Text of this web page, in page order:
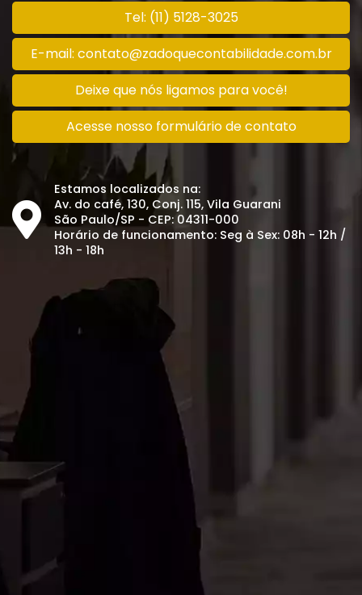
Tel: (11) 5128-3025
E-mail: contato@zadoquecontabilidade.com.br
Deixe que nós ligamos para você!
Acesse nosso formulário de contato
Estamos localizados na:
Av. do café, 130, Conj. 115, Vila Guarani
São Paulo/SP - CEP: 04311-000
Horário de funcionamento: Seg à Sex: 08h - 12h /
13h - 18h